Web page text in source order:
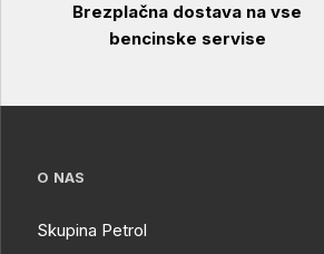
Brezplačna dostava na vse
bencinske servise
O NAS
Skupina Petrol